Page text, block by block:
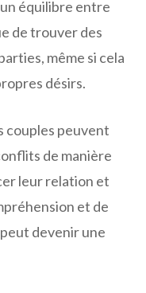
équilibre entre
de trouver des
même si cela
désirs.
couples peuvent
de manière
leur relation et
et de
devenir une